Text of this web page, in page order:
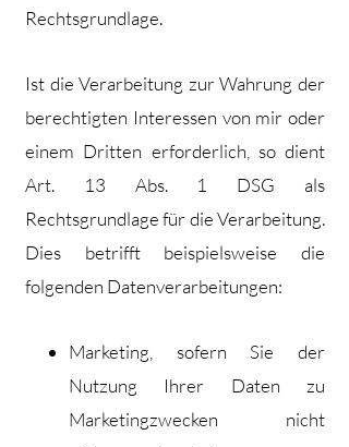
Rechtsgrundlage.
Ist die Verarbeitung zur Wahrung der
berechtigten Interessen von mir oder
einem Dritten erforderlich, so dient
Art. 13 Abs. 1 DSG als
Rechtsgrundlage für die Verarbeitung.
Dies betrifft beispielsweise die
folgenden Datenverarbeitungen:
Marketing, sofern Sie der
Nutzung Ihrer Daten zu
Marketingzwecken nicht